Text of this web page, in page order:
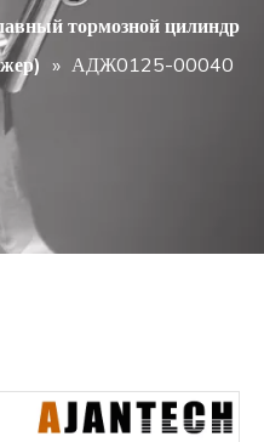
тормозной цилиндр
» АДЖ0125-00040